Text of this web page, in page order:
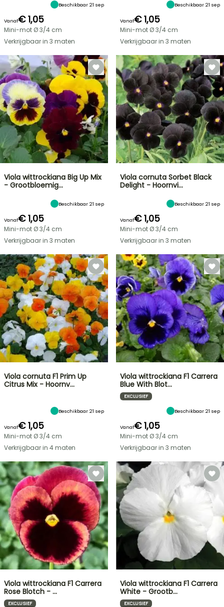
Beschikbaar 21 sep
Vanaf€ 1,05
Mini-mot Ø 3/4 cm
Verkrijgbaar in 3 maten
Beschikbaar 21 sep
Vanaf€ 1,05
Mini-mot Ø 3/4 cm
Verkrijgbaar in 3 maten
Viola wittrockiana Big Up Mix
- Grootbloemig…
Beschikbaar 21 sep
Vanaf€ 1,05
Mini-mot Ø 3/4 cm
Verkrijgbaar in 3 maten
Viola cornuta Sorbet Black
Delight - Hoornvi…
Beschikbaar 21 sep
Vanaf€ 1,05
Mini-mot Ø 3/4 cm
Verkrijgbaar in 3 maten
Viola cornuta F1 Prim Up
Citrus Mix - Hoornv…
Beschikbaar 21 sep
Vanaf€ 1,05
Mini-mot Ø 3/4 cm
Verkrijgbaar in 4 maten
Viola wittrockiana F1 Carrera
Blue With Blot…
EXCLUSIEF
Beschikbaar 21 sep
Vanaf€ 1,05
Mini-mot Ø 3/4 cm
Verkrijgbaar in 3 maten
Viola wittrockiana F1 Carrera
Rose Blotch - …
EXCLUSIEF
Viola wittrockiana F1 Carrera
White - Grootb…
EXCLUSIEF